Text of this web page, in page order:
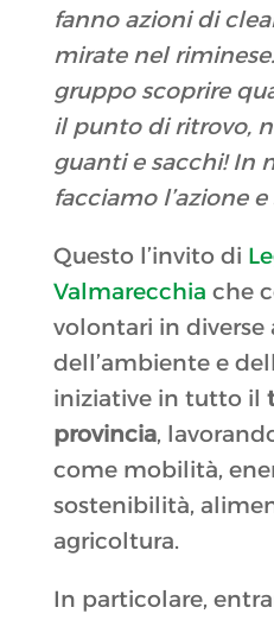
fanno azioni di
mirate nel
gruppo scoprire
il punto di ritrovo,
guanti e sacchi! In
facciamo l’azione
Questo l’invito di
Valmarecchia che
volontari in
dell’ambiente e
iniziative in tutto il
provincia,
come mobilità,
sostenibilità,
agricoltura.
In particolare,